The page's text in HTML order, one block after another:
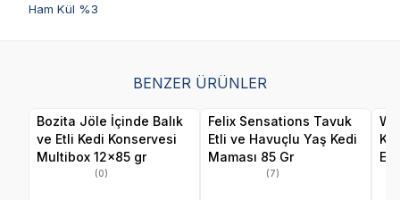
Ham Kül %3
BENZER ÜRÜNLER
Bozita Jöle İçinde Balık
ve Etli Kedi Konservesi
Multibox 12x85 gr
(0)
Felix Sensations Tavuk
Etli ve Havuçlu Yaş Kedi
Maması 85 Gr
(7)
Eti